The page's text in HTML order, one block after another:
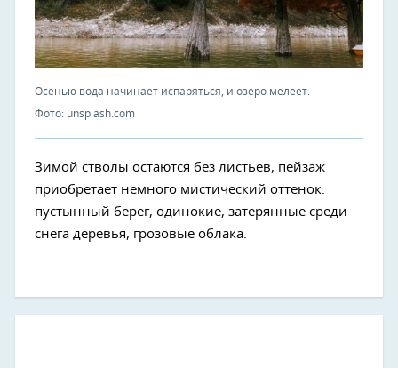
Осенью вода начинает испаряться, и озеро мелеет.
Фото: unsplash.com
Зимой стволы остаются без листьев, пейзаж
приобретает немного мистический оттенок:
пустынный берег, одинокие, затерянные среди
снега деревья, грозовые облака.